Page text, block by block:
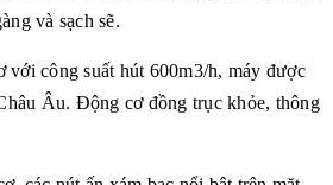
và sạch sẽ.
với công suất hút 600m3/h, máy được
Âu. Động cơ đồng trục khỏe, thông